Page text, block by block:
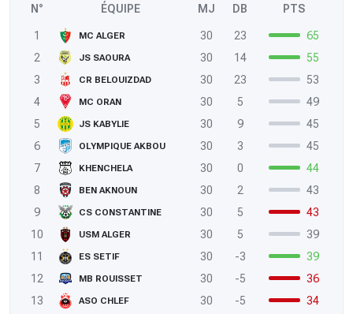
N° ÉQUIPE MJ DB PTS
1 MC ALGER 30 23
65
2
JS SAOURA 30 14
55
3
CR BELOUIZDAD 30 23
53
4
MC ORAN 30 5
49
5
JS KABYLIE 30 9
45
6
OLYMPIQUE AKBOU 30 3
45
7
KHENCHELA 30 0
44
8
BEN AKNOUN 30 2
43
9
CS CONSTANTINE 30 5
43
10
USM ALGER 30 5
39
11
ES SETIF 30 -3
39
12
MB ROUISSET 30 -5
36
13
ASO CHLEF 30 -5
34